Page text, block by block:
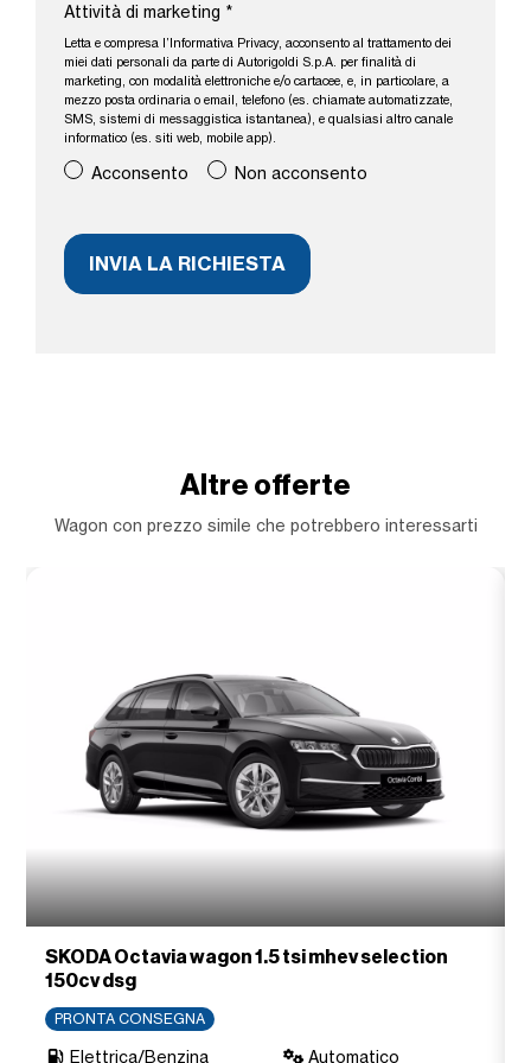
Attività di marketing *
Letta e compresa l’Informativa Privacy, acconsento al trattamento dei
miei dati personali da parte di Autorigoldi S.p.A. per finalità di
marketing, con modalità elettroniche e/o cartacee, e, in particolare, a
mezzo posta ordinaria o email, telefono (es. chiamate automatizzate,
SMS, sistemi di messaggistica istantanea), e qualsiasi altro canale
informatico (es. siti web, mobile app).
Acconsento Non acconsento
Altre offerte
Wagon con prezzo simile che potrebbero interessarti
SKODA Octavia wagon 1.5 tsi mhev selection
150cv dsg
PRONTA CONSEGNA
Elettrica/Benzina Automatico